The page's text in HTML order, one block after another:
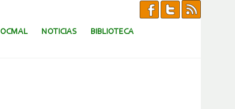
NOTICIAS BIBLIOTECA